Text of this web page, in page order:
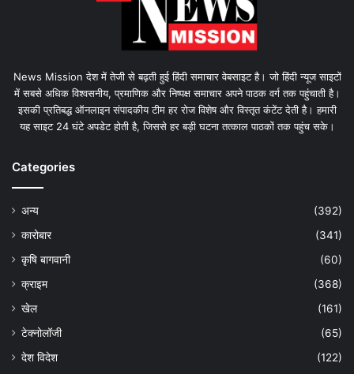
News Mission देश में तेजी से बढ़ती हुई हिंदी समाचार वेबसाइट है। जो हिंदी न्यूज साइटों
में सबसे अधिक विश्वसनीय, प्रमाणिक और निष्पक्ष समाचार अपने पाठक वर्ग तक पहुंचाती है।
इसकी प्रतिबद्ध ऑनलाइन संपादकीय टीम हर रोज विशेष और विस्तृत कंटेंट देती है। हमारी
यह साइट 24 घंटे अपडेट होती है, जिससे हर बड़ी घटना तत्काल पाठकों तक पहुंच सके।
Categories
अन्य
(392)
कारोबार
(341)
कृषि बागवानी
(60)
क्राइम
(368)
खेल
(161)
टेक्नोलॉजी
(65)
देश विदेश
(122)